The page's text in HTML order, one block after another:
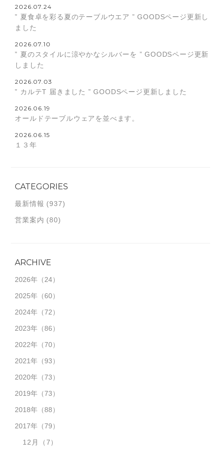
2026.07.24
” 夏食卓を彩る夏のテーブルウエア ” GOODSページ更新し
ました
2026.07.10
” 夏のスタイルに涼やかなシルバーを ” GOODSページ更新
しました
2026.07.03
” カルテT 届きました ” GOODSページ更新しました
2026.06.19
オールドテーブルウェアを並べます。
2026.06.15
１３年
CATEGORIES
最新情報 (937)
営業案内 (80)
ARCHIVE
2026年 （24）
2025年 （60）
2024年 （72）
2023年 （86）
2022年 （70）
2021年 （93）
2020年 （73）
2019年 （73）
2018年 （88）
2017年 （79）
12月 （7）